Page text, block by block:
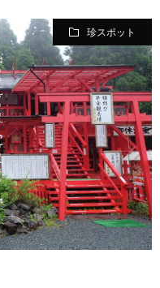
珍スポット